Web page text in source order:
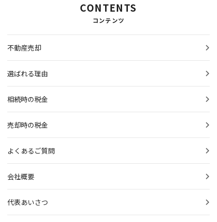
CONTENTS
コンテンツ
不動産売却
選ばれる理由
相続時の税金
売却時の税金
よくあるご質問
会社概要
代表あいさつ